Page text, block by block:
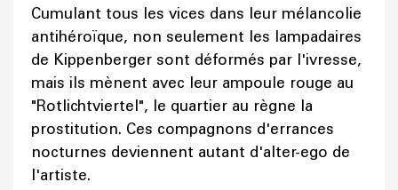
Cumulant tous les vices dans leur mélancolie
antihéroïque, non seulement les lampadaires
de Kippenberger sont déformés par l'ivresse,
mais ils mènent avec leur ampoule rouge au
"Rotlichtviertel", le quartier au règne la
prostitution. Ces compagnons d'errances
nocturnes deviennent autant d'alter-ego de
l'artiste.